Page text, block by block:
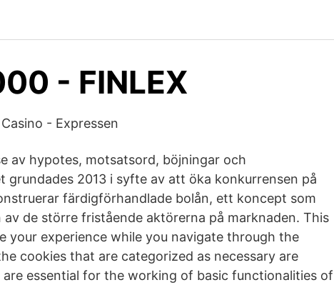
- FINLEX
- Expressen
av hypotes, motsatsord, böjningar och
grundades 2013 i syfte av att öka konkurrensen på
färdigförhandlade bolån, ett koncept som
de större fristående aktörerna på marknaden. This
your experience while you navigate through the
cookies that are categorized as necessary are
essential for the working of basic functionalities of